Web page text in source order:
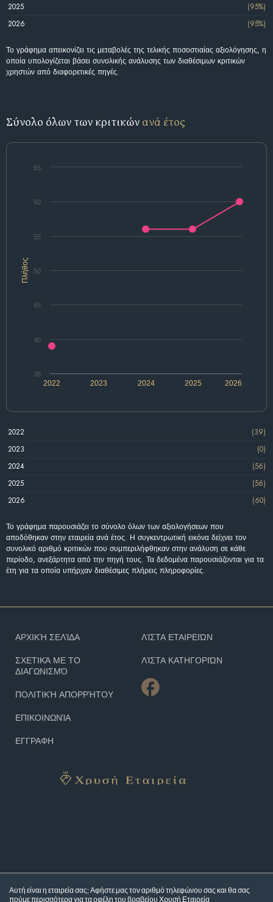
2025
(95%)
2026
(95%)
Το γράφημα απεικονίζει τις μεταβολές της τελικής ποσοστιαίας αξιολόγησης, η
οποία υπολογίζεται βάσει συνολικής ανάλυσης των διαθέσιμων κριτικών
χρηστών από διαφορετικές πηγές.
Σύνολο όλων των κριτικών ανά έτος
Πλήθος
2025
2022 2023 2024 2026
35
40
45
50
55
60
65
2022
(39)
2023
(0)
2024
(56)
2025
(56)
2026
(60)
Το γράφημα παρουσιάζει το σύνολο όλων των αξιολογήσεων που
αποδόθηκαν στην εταιρεία ανά έτος. Η συγκεντρωτική εικόνα δείχνει τον
συνολικό αριθμό κριτικών που συμπεριλήφθηκαν στην ανάλυση σε κάθε
περίοδο, ανεξάρτητα από την πηγή τους. Τα δεδομένα παρουσιάζονται για τα
έτη για τα οποία υπήρχαν διαθέσιμες πλήρεις πληροφορίες.
Αυτή είναι η εταιρεία σας; Αφήστε μας τον αριθμό τηλεφώνου σας και θα σας
πούμε περισσότερα για ταοφέλη του βραβείου Χρυσή Εταιρεία
ΑΡΧΙΚΉ ΣΕΛΊΔΑ
ΣΧΕΤΙΚΆ ΜΕ ΤΟ
ΔΙΑΓΩΝΙΣΜΌ
ΠΟΛΙΤΙΚΉ ΑΠΟΡΡΉΤΟΥ
ΕΠΙΚΟΙΝΩΝΊΑ
ΕΓΓΡΑΦΗ
ΛΊΣΤΑ ΕΤΑΙΡΕΙΏΝ
ΛΊΣΤΑ ΚΑΤΗΓΟΡΙΏΝ